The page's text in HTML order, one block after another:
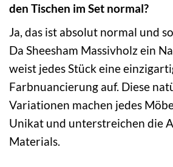
den Tischen im Set normal?
Ja, das ist absolut normal und
Da Sheesham Massivholz ein
weist jedes Stück eine
Farbnuancierung auf. Diese
Variationen machen jedes
Unikat und unterstreichen die
Materials.